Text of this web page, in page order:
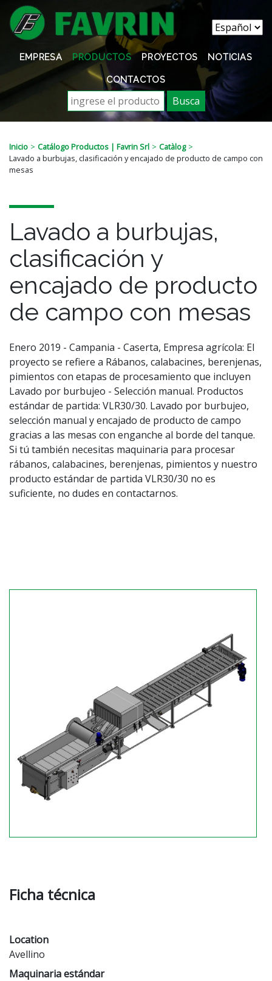
EMPRESA PRODUCTOS PROYECTOS NOTICIAS
CONTACTOS
Busca
Inicio Catálogo Productos | Favrin Srl
Catàlog
Lavado a burbujas, clasificación y encajado de producto de campo con
mesas
Lavado a burbujas,
clasificación y
encajado de producto
de campo con mesas
Enero 2019 - Campania - Caserta, Empresa agrícola: El
proyecto se refiere a Rábanos, calabacines, berenjenas,
pimientos con etapas de procesamiento que incluyen
Lavado por burbujeo - Selección manual. Productos
estándar de partida: VLR30/30. Lavado por burbujeo,
selección manual y encajado de producto de campo
gracias a las mesas con enganche al borde del tanque.
Si tú también necesitas maquinaria para procesar
rábanos, calabacines, berenjenas, pimientos y nuestro
producto estándar de partida VLR30/30 no es
suficiente, no dudes en contactarnos.
Ficha técnica
Location
Avellino
Maquinaria estándar